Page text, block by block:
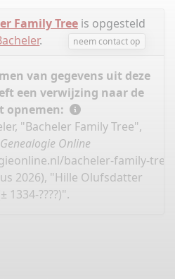
Family Tree is opgesteld
. neem contact op
van gegevens uit deze
een verwijzing naar de
opnemen:
"Bacheler Family Tree",
Genealogie Online
bacheler-family-
2026), "Hille Olufsdatter
1334-????)".